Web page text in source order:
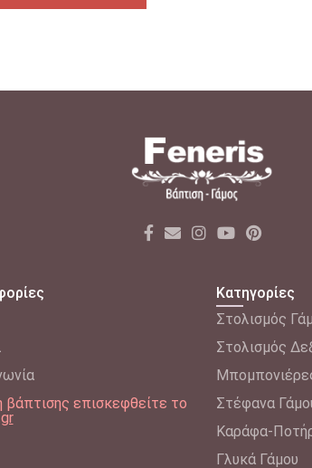
βάπτισης επισκεφθείτε το
Κατηγορίες
Στολισμός
Στολισμός
Στέφανα
Καράφα-
Γλυκά Γάμου